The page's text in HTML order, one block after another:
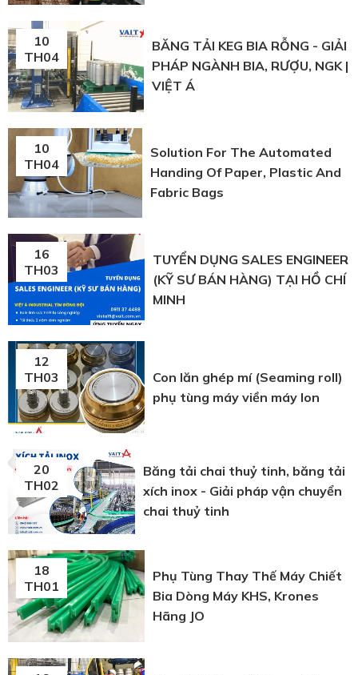
10
TH04
BĂNG TẢI KEG BIA RỖNG - GIẢI
PHÁP NGÀNH BIA, RƯỢU, NGK |
VIỆT Á
10
TH04
Solution For The Automated
Handing Of Paper, Plastic And
Fabric Bags
16
TH03
TUYỂN DỤNG SALES ENGINEER
(KỸ SƯ BÁN HÀNG) TẠI HỒ CHÍ
MINH
12
TH03
Con lăn ghép mí (Seaming roll)
phụ tùng máy viền máy lon
20
TH02
Băng tải chai thuỷ tinh, băng tải
xích inox - Giải pháp vận chuyển
chai thuỷ tinh
18
TH01
Phụ Tùng Thay Thế Máy Chiết
Bia Dòng Máy KHS, Krones
Hãng JO